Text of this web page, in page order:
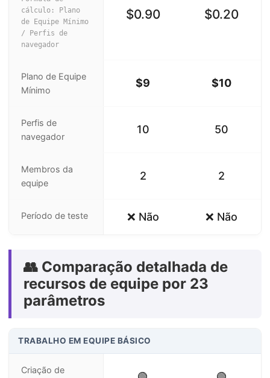
cálculo: Plano
de Equipe Mínimo
/ Perfis de
navegador
$0.90 $0.20
Plano de Equipe
Mínimo
$9 $10
Perfis de
navegador
10 50
Membros da
equipe
2 2
Período de teste ❌ Não ❌ Não
👥 Comparação detalhada de
recursos de equipe por 23
parâmetros
TRABALHO EM EQUIPE BÁSICO
Criação de